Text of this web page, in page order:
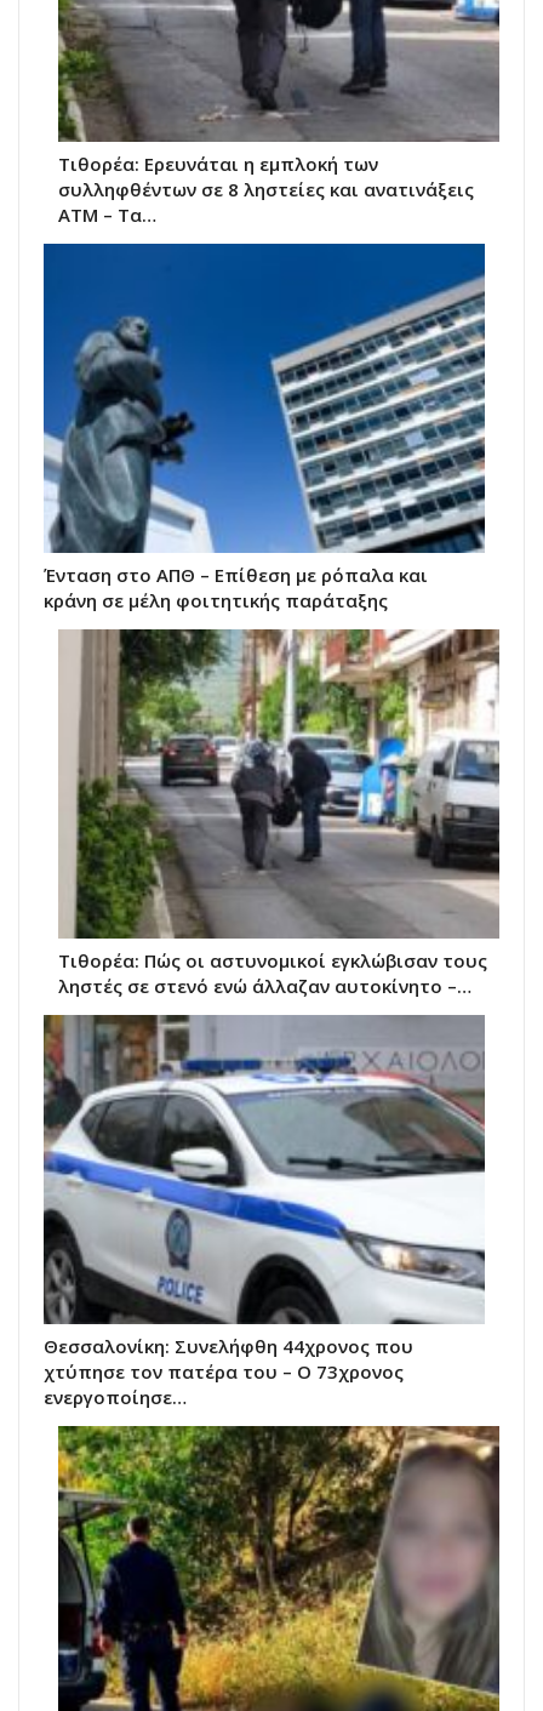
Τιθορέα: Ερευνάται η εμπλοκή των
συλληφθέντων σε 8 ληστείες και ανατινάξεις
ΑΤΜ – Τα…
Ένταση στο ΑΠΘ – Επίθεση με ρόπαλα και
κράνη σε μέλη φοιτητικής παράταξης
Τιθορέα: Πώς οι αστυνομικοί εγκλώβισαν τους
ληστές σε στενό ενώ άλλαζαν αυτοκίνητο –…
Θεσσαλονίκη: Συνελήφθη 44χρονος που
χτύπησε τον πατέρα του – Ο 73χρονος
ενεργοποίησε…